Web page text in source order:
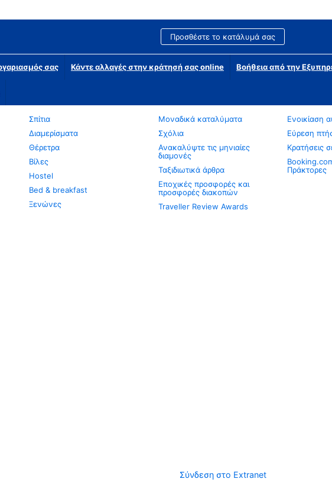
Προσθέστε το κατάλυμά σας
σας Κάντε αλλαγές στην κράτησή σας online Βοήθεια από την
Σπίτια
Διαμερίσματα
Θέρετρα
Βίλες
Hostel
Bed & breakfast
Ξενώνες
Μοναδικά καταλύματα
Σχόλια
Ανακαλύψτε τις μηνιαίες
διαμονές
Ταξιδιωτικά άρθρα
Εποχικές προσφορές και
προσφορές διακοπών
Traveller Review Awards
Ενοικίαση
Εύρεση
Κρατήσεις
Πράκτορες
Σύνδεση στο Extranet